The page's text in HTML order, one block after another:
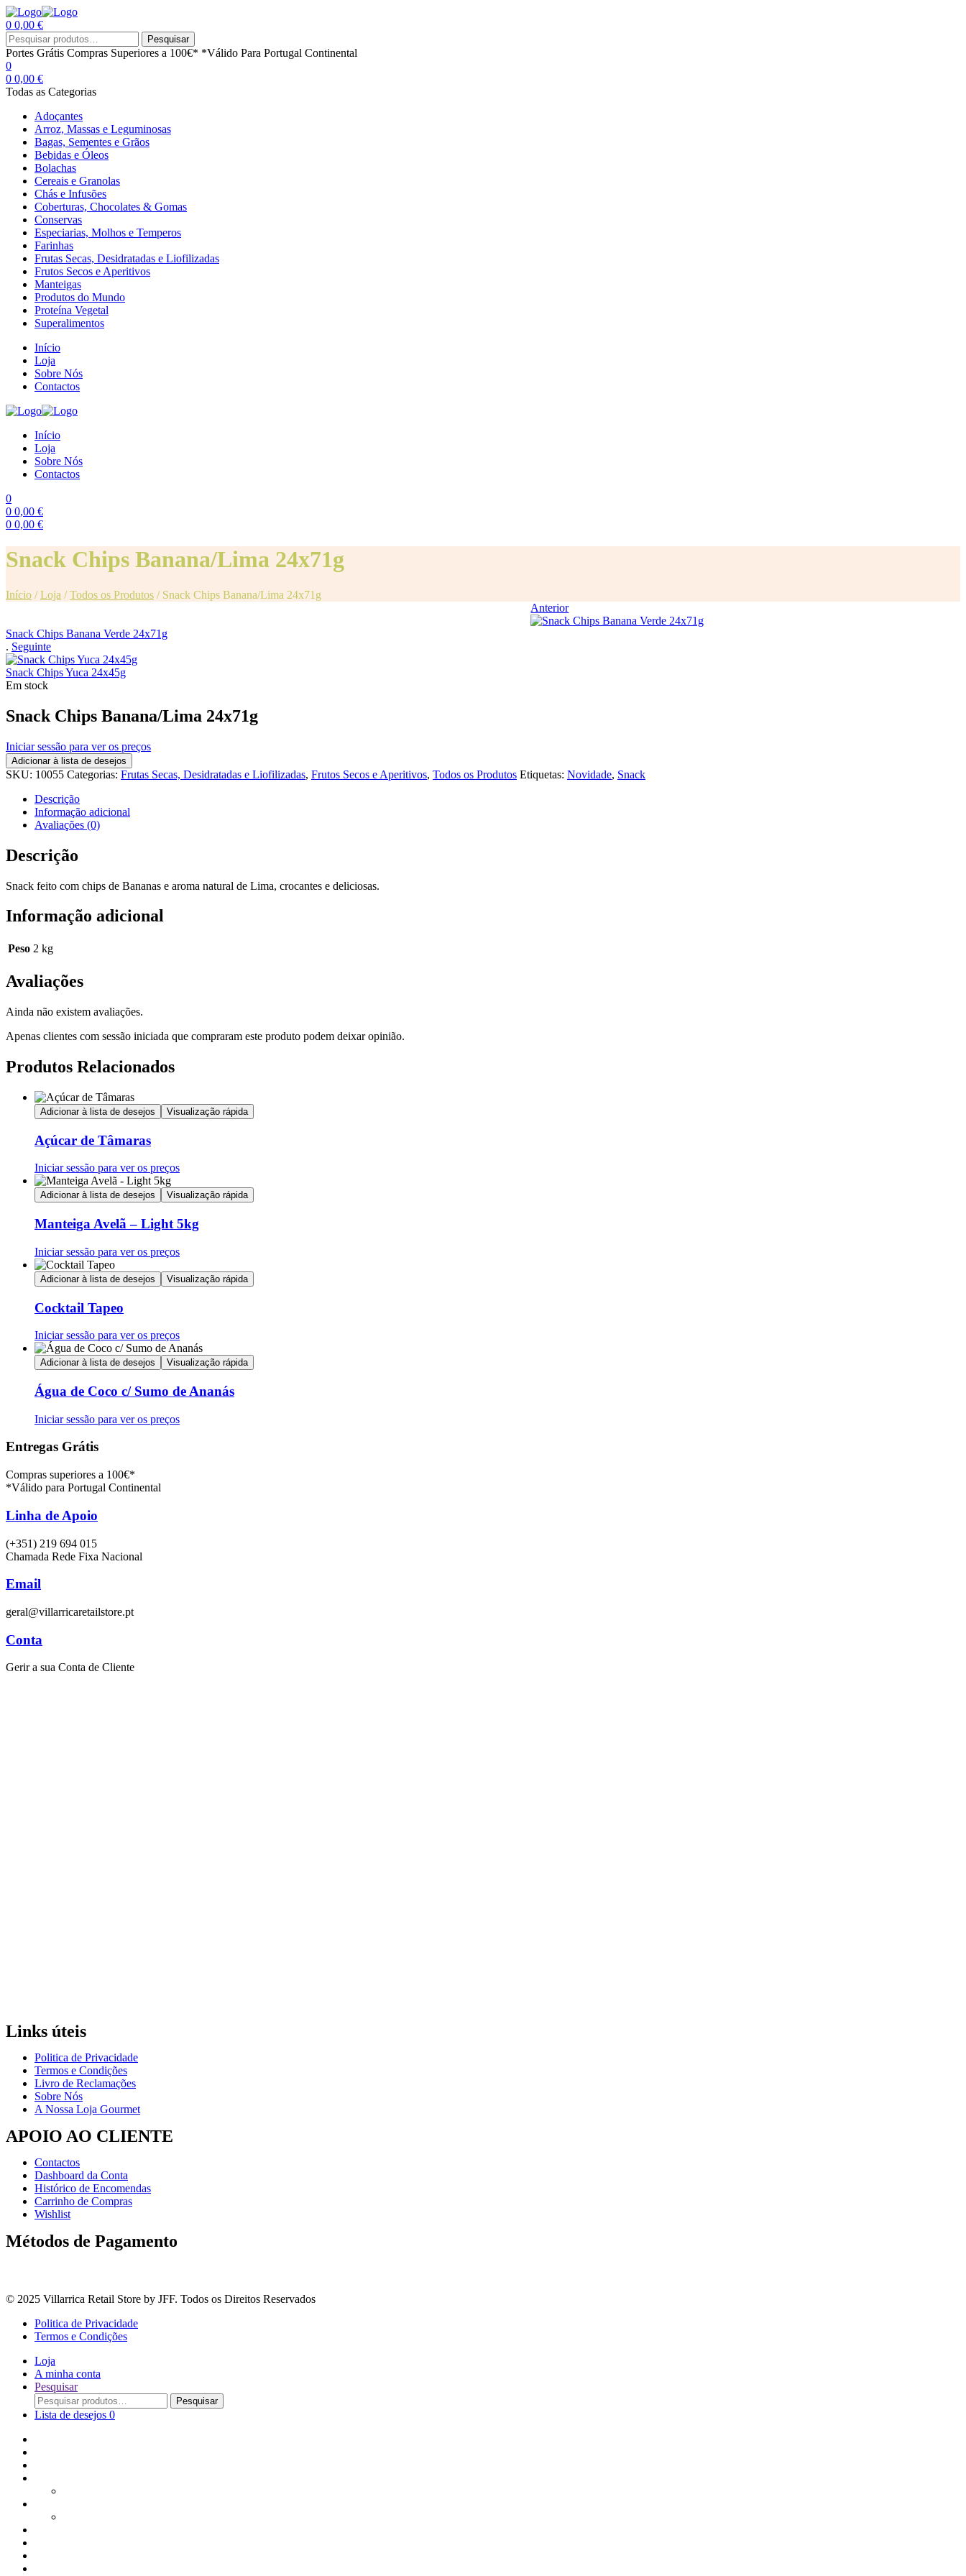
0 0,00 €
Menu
Procurar
por:
Pesquisar
Portes Grátis Compras Superiores a 100€* *Válido Para Portugal Continental
0
0 0,00 €
Todas as Categorias
Adoçantes
Arroz, Massas e Leguminosas
Bagas, Sementes e Grãos
Bebidas e Óleos
Bolachas
Cereais e Granolas
Chás e Infusões
Coberturas, Chocolates & Gomas
Conservas
Especiarias, Molhos e Temperos
Farinhas
Frutas Secas, Desidratadas e Liofilizadas
Frutos Secos e Aperitivos
Manteigas
Produtos do Mundo
Proteína Vegetal
Superalimentos
Início
Loja
Sobre Nós
Contactos
Início
Loja
Sobre Nós
Contactos
0
0 0,00 €
0 0,00 €
Snack Chips Banana/Lima 24x71g
Início /Loja /Todos os Produtos / Snack Chips Banana/Lima 24x71g
Anterior
Snack Chips Banana Verde 24x71g
. Seguinte
Snack Chips Yuca 24x45g
Em stock
Snack Chips Banana/Lima 24x71g
Iniciar sessão para ver os preços
Adicionar à lista de desejos
SKU: 10055 Categorias: Frutas Secas, Desidratadas e Liofilizadas, Frutos Secos e Aperitivos, Todos os Produtos Etiquetas: Novidade, Snack
Descrição
Informação adicional
Avaliações (0)
Descrição
Snack feito com chips de Bananas e aroma natural de Lima, crocantes e deliciosas.
Informação adicional
Peso 2 kg
Avaliações
Ainda não existem avaliações.
Apenas clientes com sessão iniciada que compraram este produto podem deixar opinião.
Produtos Relacionados
Adicionar à lista de desejos Visualização rápida
Açúcar de Tâmaras
Iniciar sessão para ver os preços
Adicionar à lista de desejos Visualização rápida
Manteiga Avelã – Light 5kg
Iniciar sessão para ver os preços
Adicionar à lista de desejos Visualização rápida
Cocktail Tapeo
Iniciar sessão para ver os preços
Adicionar à lista de desejos Visualização rápida
Água de Coco c/ Sumo de Ananás
Iniciar sessão para ver os preços
Entregas Grátis
Compras superiores a 100€*
*Válido para Portugal Continental
Linha de Apoio
(+351) 219 694 015
Chamada Rede Fixa Nacional
Email
geral@villarricaretailstore.pt
Conta
Gerir a sua Conta de Cliente
Links úteis
Politica de Privacidade
Termos e Condições
Livro de Reclamações
Sobre Nós
A Nossa Loja Gourmet
APOIO AO CLIENTE
Contactos
Dashboard da Conta
Histórico de Encomendas
Carrinho de Compras
Wishlist
Métodos de Pagamento
© 2025 Villarrica Retail Store by JFF. Todos os Direitos Reservados
Politica de Privacidade
Termos e Condições
Loja
A minha conta
Pesquisar
Procurar
por:
Pesquisar
Lista de desejos 0